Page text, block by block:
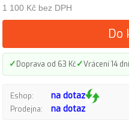
1 100 Kč bez DPH
Do
✓Doprava od 63 Kč✓Vrácení 14 dní
Eshop: na dotaz
Prodejna: na dotaz